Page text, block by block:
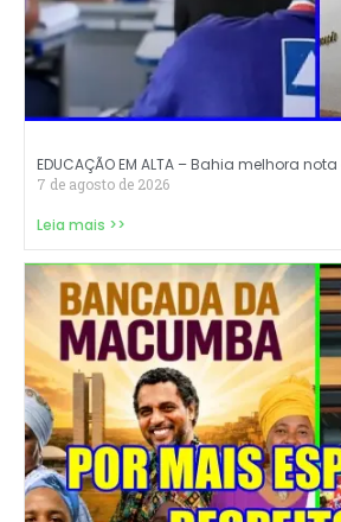
EDUCAÇÃO EM ALTA – Bahia melhora
7 de agosto de 2026
Leia mais >>